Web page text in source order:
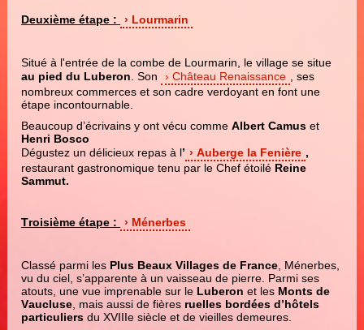
Deuxième étape : Lourmarin
Situé à l'entrée de la combe de Lourmarin, le village se situe
au pied du Luberon . Son Château Renaissance
, ses
nombreux commerces et son cadre verdoyant en font une
étape incontournable.
Beaucoup d’écrivains y ont vécu commeAlbert Camuset
Henri Bosco
Dégustez un délicieux repas à l’ Auberge la Fenière ,
restaurant gastronomique tenu par le Chef étoilé Reine
Sammut.
Troisième étape : Ménerbes
Classé parmi les Plus Beaux Villages de France , Ménerbes,
vu du ciel, s’apparente à un vaisseau de pierre. Parmi ses
atouts, une vue imprenable sur le Luberonet les Monts de
Vaucluse , mais aussi de fières ruelles bordées d’hôtels
particuliers du XVIIIe siècle et de vieilles demeures.